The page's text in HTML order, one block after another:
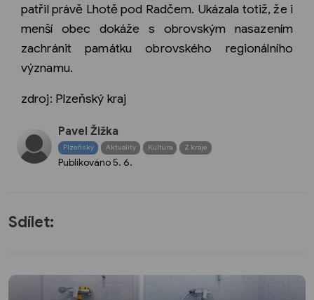
patřil právě Lhotě pod Radčem. Ukázala totiž, že i
menší obec dokáže s obrovským nasazením
zachránit památku obrovského regionálního
významu.
zdroj: Plzeňský kraj
Pavel Žižka
Plzeňský Aktuality Kultura Z kraje
Publikováno5. 6.
Sdílet: